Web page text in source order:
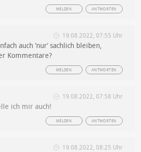
ANTWORTEN
MELDEN
19.08.2022, 07:55 Uhr
auch ’nur‘ sachlich bleiben,
Kommentare?
ANTWORTEN
MELDEN
19.08.2022, 07:58 Uhr
ich mir auch!
ANTWORTEN
MELDEN
19.08.2022, 08:25 Uhr